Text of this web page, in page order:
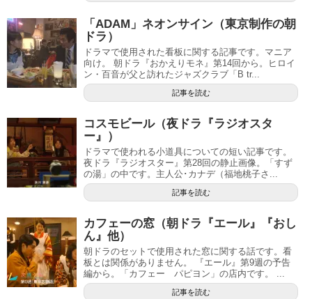
「ADAM」ネオンサイン（東京制作の朝
ドラ）
ドラマで使用された看板に関する記事です。マニア
向け。 朝ドラ『おかえりモネ』第14回から。ヒロイ
ン・百音が父と訪れたジャズクラブ「B tr...
記事を読む
コスモビール（夜ドラ『ラジオスタ
ー』）
ドラマで使われる小道具についての短い記事です。
夜ドラ『ラジオスター』第28回の静止画像。「すず
の湯」の中です。主人公･カナデ（福地桃子さ...
記事を読む
カフェーの窓（朝ドラ『エール』『おし
ん』他）
朝ドラのセットで使用された窓に関する話です。看
板とは関係がありません。 『エール』第9週の予告
編から。「カフェー パピヨン」の店内です。 ...
記事を読む